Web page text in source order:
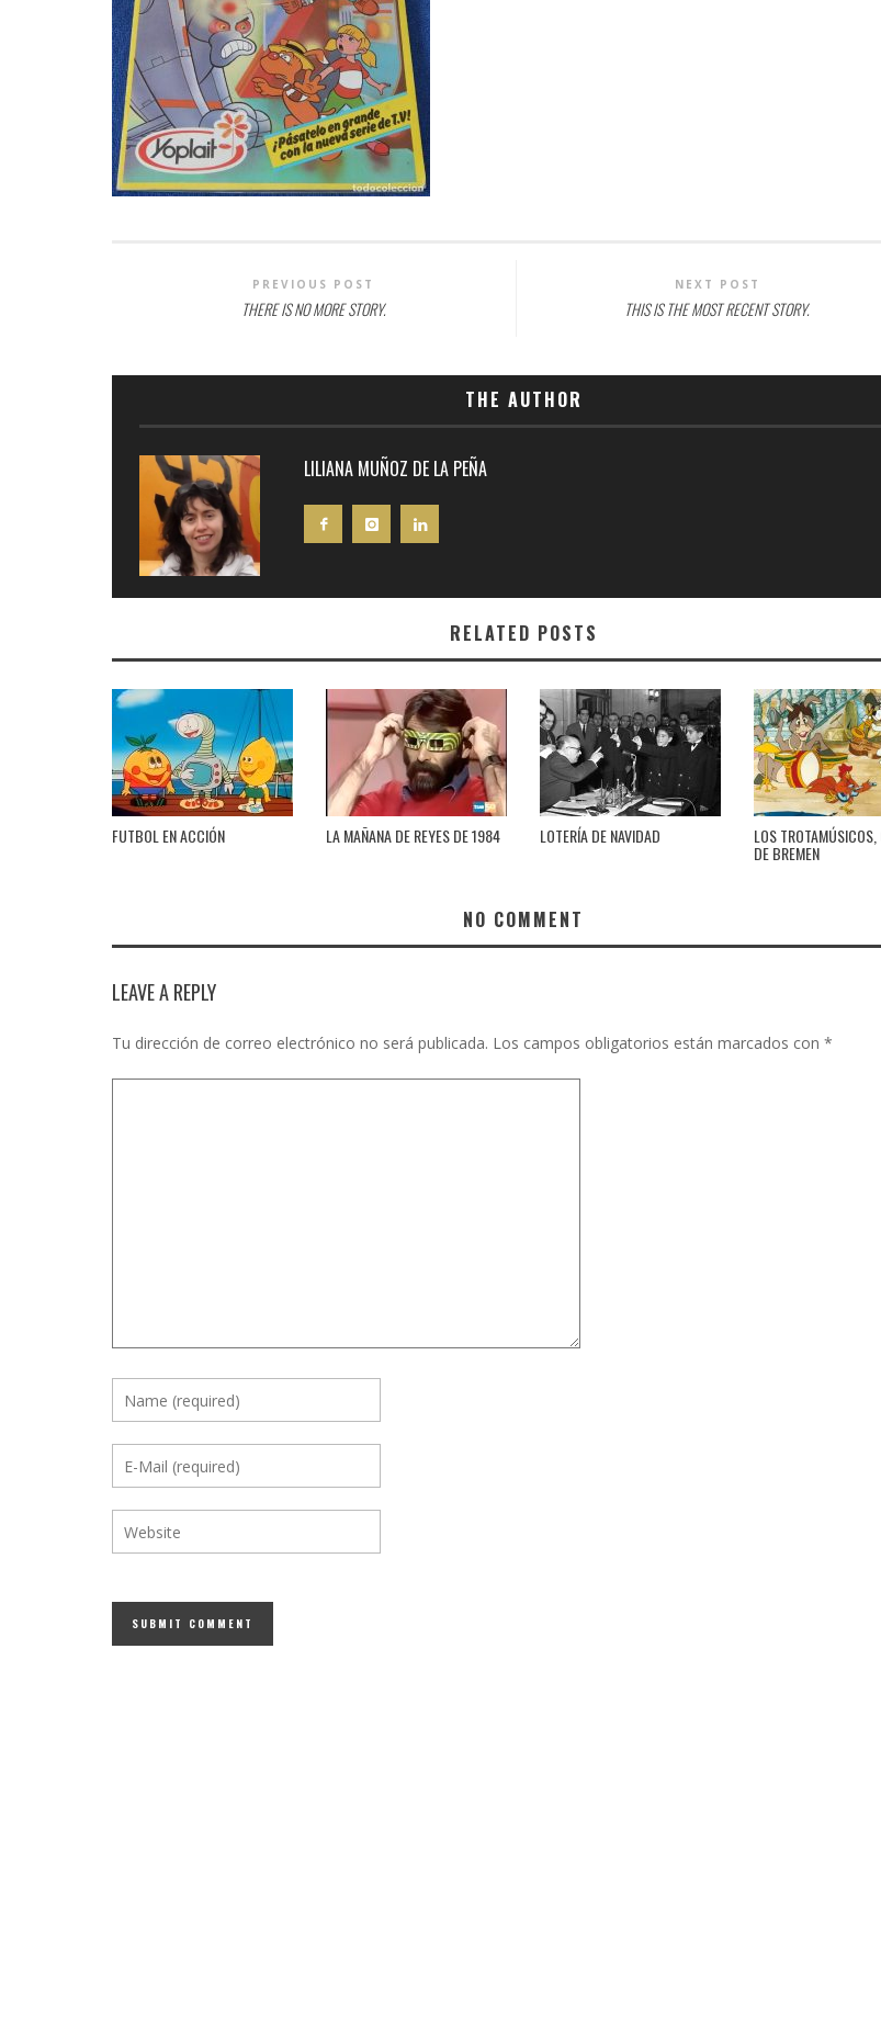
PREVIOUS POST
THERE IS NO MORE STORY.
NEXT POST
THIS IS THE MOST RECENT STORY.
THE AUTHOR
LILIANA MUÑOZ DE LA PEÑA
RELATED POSTS
FUTBOL EN ACCIÓN LA MAÑANA DE REYES DE 1984 LOTERÍA DE NAVIDAD LOS TROTAMÚSICOS,
DE BREMEN
NO COMMENT
LEAVE A REPLY
Tu dirección de correo electrónico no será publicada. Los campos obligatorios están marcados con *